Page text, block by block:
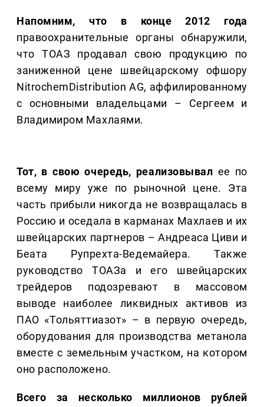
Напомним, что в конце 2012 года
правоохранительные органы обнаружили,
что ТОАЗ продавал свою продукцию по
заниженной цене швейцарскому офшору
NitrochemDistribution AG, аффилированному
с основными владельцами – Сергеем и
Владимиром Махлаями.
Тот, в свою очередь, реализовывал ее по
всему миру уже по рыночной цене. Эта
часть прибыли никогда не возвращалась в
Россию и оседала в карманах Махлаев и их
швейцарских партнеров – Андреаса Циви и
Беата Рупрехта-Ведемайера. Также
руководство ТОАЗа и его швейцарских
трейдеров подозревают в массовом
выводе наиболее ликвидных активов из
ПАО «Тольяттиазот» – в первую очередь,
оборудования для производства метанола
вместе с земельным участком, на котором
оно расположено.
Всего за несколько миллионов рублей